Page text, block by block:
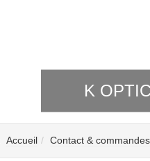
K
Accueil Contact & commandes